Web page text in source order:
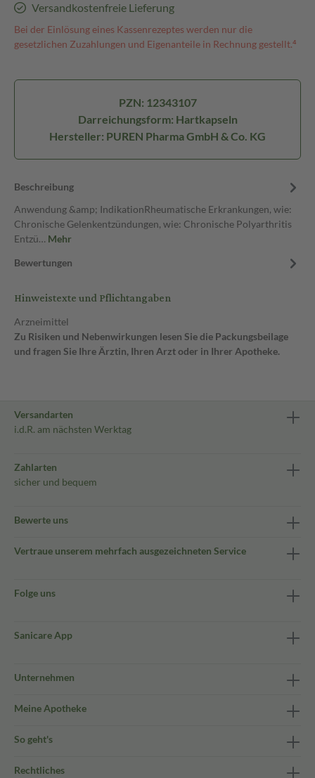
Versandkostenfreie Lieferung
Bei der Einlösung eines Kassenrezeptes werden nur die
gesetzlichen Zuzahlungen und Eigenanteile in Rechnung gestellt.⁴
PZN: 12343107
Darreichungsform: Hartkapseln
Hersteller: PUREN Pharma GmbH & Co. KG
Beschreibung
Anwendung &amp; IndikationRheumatische Erkrankungen, wie:
Chronische Gelenkentzündungen, wie: Chronische Polyarthritis
Entzü… Mehr
Bewertungen
Hinweistexte und Pflichtangaben
Arzneimittel
Zu Risiken und Nebenwirkungen lesen Sie die Packungsbeilage
und fragen Sie Ihre Ärztin, Ihren Arzt oder in Ihrer Apotheke.
Versandarten
i.d.R. am nächsten Werktag
Zahlarten
sicher und bequem
Bewerte uns
Vertraue unserem mehrfach ausgezeichneten Service
Folge uns
Sanicare App
Unternehmen
Meine Apotheke
So geht's
Rechtliches